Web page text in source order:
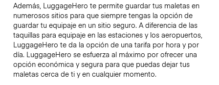
Además, LuggageHero te permite guardar tus maletas en
numerosos sitios para que siempre tengas la opción de
guardar tu equipaje en un sitio seguro. A diferencia de las
taquillas para equipaje en las estaciones y los aeropuertos,
LuggageHero te da la opción de una tarifa por hora y por
día. LuggageHero se esfuerza al máximo por ofrecer una
opción económica y segura para que puedas dejar tus
maletas cerca de ti y en cualquier momento.